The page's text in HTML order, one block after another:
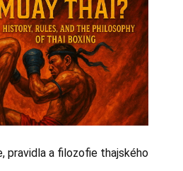
pravidla a filozofie thajského